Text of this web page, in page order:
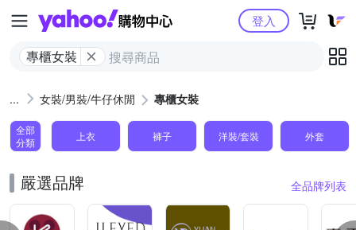
Yahoo購物中心
專櫃女裝
登入
女裝/男裝/牛仔休閒 專櫃女裝
全部
分類
上衣 褲子 洋裝/套裝 外套
嚴選品牌 全品牌列表